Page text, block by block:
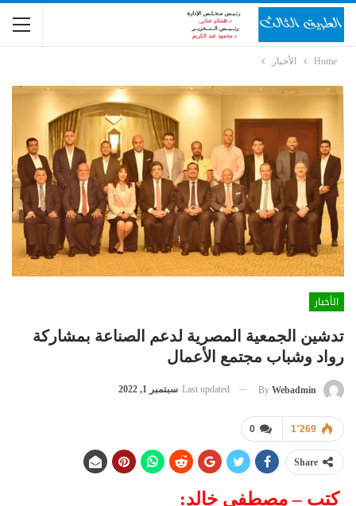
Home الأخبار
الأخبار
تدشين الجمعية المصرية لدعم الصناعة بمشاركة
رواد وشباب مجتمع الأعمال
By Webadmin
Last updated سبتمبر 1, 2022
0 1٬269
Share
كتب – مصطفى خالد: